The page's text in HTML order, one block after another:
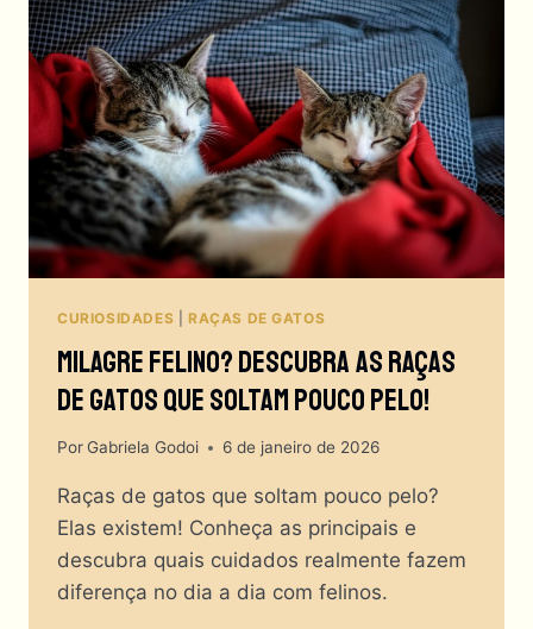
NOMES?
CURIOSIDADES RAÇAS DE GATOS
Milagre Felino? Descubra As Raças
De Gatos Que Soltam Pouco Pelo!
PorGabriela Godoi 6 de janeiro de 2026
Raças de gatos que soltam pouco pelo?
Elas existem! Conheça as principais e
descubra quais cuidados realmente fazem
diferença no dia a dia com felinos.